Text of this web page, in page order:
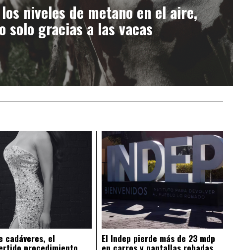
niveles de metano en el aire,
solo gracias a las vacas
cadáveres, el
procedimiento
El Indep pierde más de 23 mdp
en carros y pantallas robadas